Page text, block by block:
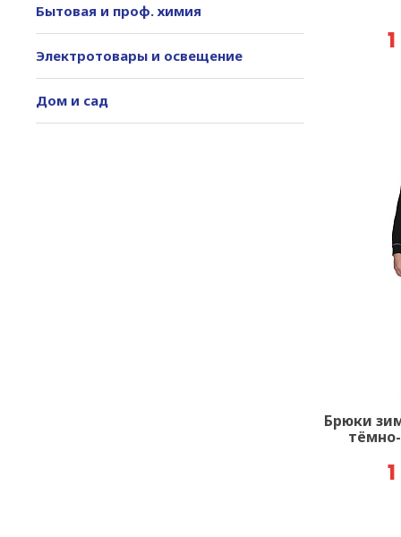
Бытовая и проф. химия
Электротовары и освещение
Дом и сад
Брюки